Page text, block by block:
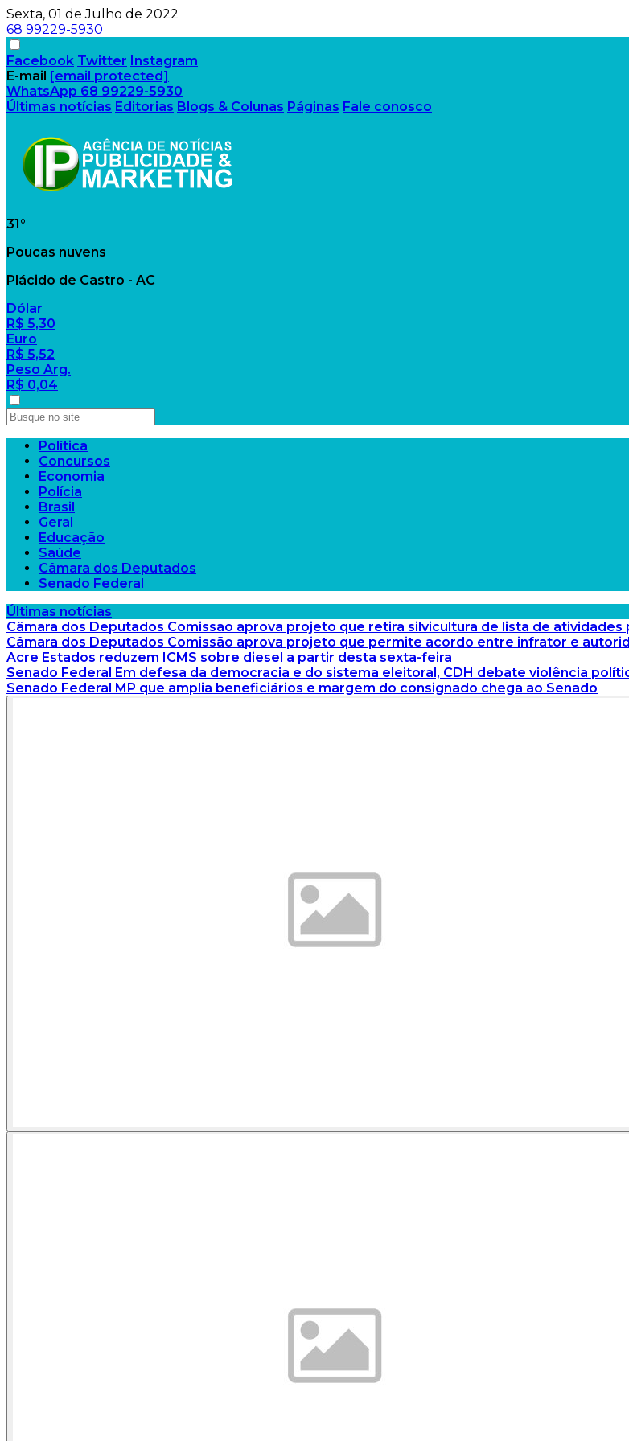
Sexta, 01 de Julho de 2022
68 99229-5930
Facebook Twitter Instagram
E-mail [email protected]
WhatsApp 68 99229-5930
Últimas notícias Editorias Blogs & Colunas Páginas Fale conosco
31°
Poucas nuvens
Plácido de Castro - AC
Dólar
R$ 5,30
Euro
R$ 5,52
Peso Arg.
R$ 0,04
Política
Concursos
Economia
Polícia
Brasil
Geral
Educação
Saúde
Câmara dos Deputados
Senado Federal
Últimas notícias
Câmara dos Deputados Comissão aprova projeto que retira silvicultura de lista de
Câmara dos Deputados Comissão aprova projeto que permite acordo entre infrator e
Acre Estados reduzem ICMS sobre diesel a partir desta sexta-feira
Senado Federal Em defesa da democracia e do sistema eleitoral, CDH debate violência
Senado Federal MP que amplia beneficiários e margem do consignado chega ao Senado